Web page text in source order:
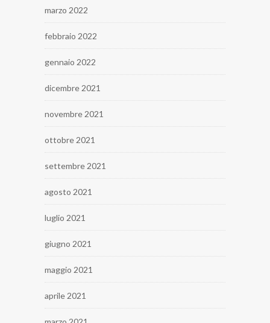
marzo 2022
febbraio 2022
gennaio 2022
dicembre 2021
novembre 2021
ottobre 2021
settembre 2021
agosto 2021
luglio 2021
giugno 2021
maggio 2021
aprile 2021